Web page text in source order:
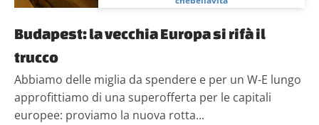
Budapest: la vecchia Europa si rifà il
trucco
Abbiamo delle miglia da spendere e per un W-E lungo
approfittiamo di una superofferta per le capitali
europee: proviamo la nuova rotta...